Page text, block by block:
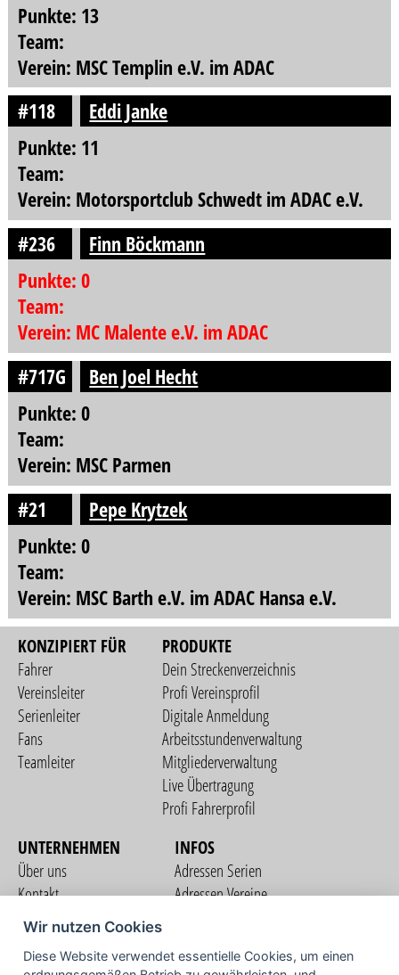
Punkte: 13
Team:
Verein: MSC Templin e.V. im ADAC
#118
Eddi Janke
Punkte: 11
Team:
Verein: Motorsportclub Schwedt im ADAC e.V.
#236
Finn Böckmann
Punkte: 0
Team:
Verein: MC Malente e.V. im ADAC
#717G
Ben Joel Hecht
Punkte: 0
Team:
Verein: MSC Parmen
#21
Pepe Krytzek
Punkte: 0
Team:
Verein: MSC Barth e.V. im ADAC Hansa e.V.
KONZIPIERT FÜR
Fahrer
Vereinsleiter
Serienleiter
Fans
Teamleiter
PRODUKTE
Dein Streckenverzeichnis
Profi Vereinsprofil
Digitale Anmeldung
Arbeitsstundenverwaltung
Mitgliederverwaltung
Live Übertragung
Profi Fahrerprofil
UNTERNEHMEN
Über uns
Kontakt
Nutzungsbedingungen
Datenschutzerklärung
Impressum
INFOS
Adressen Serien
Adressen Vereine
Wir nutzen Cookies
Diese Website verwendet essentielle Cookies, um einen